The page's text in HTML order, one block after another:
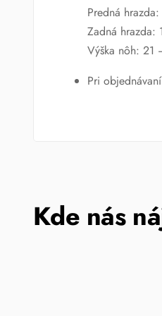
Predná
Zadná hrazda:
Výška nôh: 21
Pri
Kde nás